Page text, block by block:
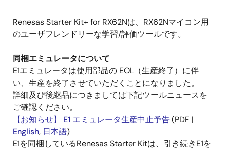
説
Renesas Starter Kit+ for RX62Nは、RX62Nマイコン用
のユーザフレンドリーな学習/評価ツールです。
同梱エミュレータについて
E1エミュレータは使用部品の EOL（生産終了）に伴
い、生産を終了させていただくことになりました。
詳細及び後継品につきましては下記ツールニュースを
ご確認ください。
【お知らせ】 E1 エミュレータ生産中止予告(PDF |
English, 日本語)
E1を同梱しているRenesas Starter Kitは、引き続きE1を